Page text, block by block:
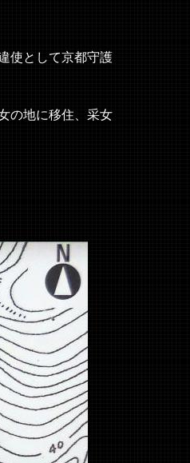
使として京都守護
の地に移住、采女